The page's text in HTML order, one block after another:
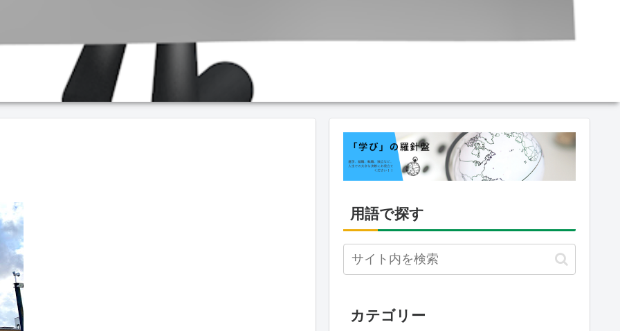
用語で探す
カテゴリー